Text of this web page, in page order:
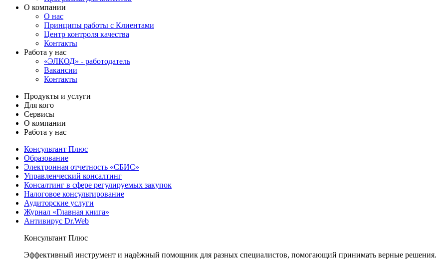
О компании
О нас
Принципы работы с Клиентами
Центр контроля качества
Контакты
Работа у нас
«ЭЛКОД» - работодатель
Вакансии
Контакты
Продукты и услуги
Для кого
Сервисы
О компании
Работа у нас
Консультант Плюс
Образование
Электронная отчетность «СБИС»
Управленческий консалтинг
Консалтинг в сфере регулируемых закупок
Налоговое консультирование
Аудиторские услуги
Журнал «Главная книга»
Антивирус Dr.Web
Консультант Плюс
Эффективный инструмент и надёжный помощник для разных специалистов, помогающий принимать верные решения.